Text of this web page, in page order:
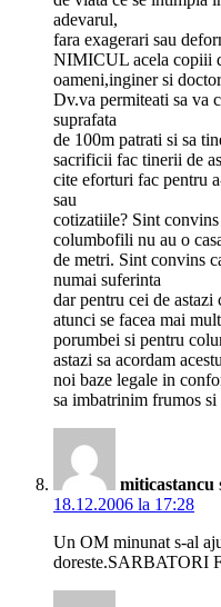
adevarul,
fara exagerari sau
NIMICUL acela copiii
oameni,inginer si
Dv.va permiteati sa va
suprafata
de 100m patrati si sa
sacrificii fac tinerii de
cite eforturi fac pentru
sau
cotizatiile? Sint
columbofili nu au o
de metri. Sint convins
numai suferinta
dar pentru cei de astazi
atunci se facea mai
porumbei si pentru
astazi sa acordam
noi baze legale in
sa imbatrinim frumos si
miticastancu
18.12.2006 la 17:28
Un OM minunat s-al